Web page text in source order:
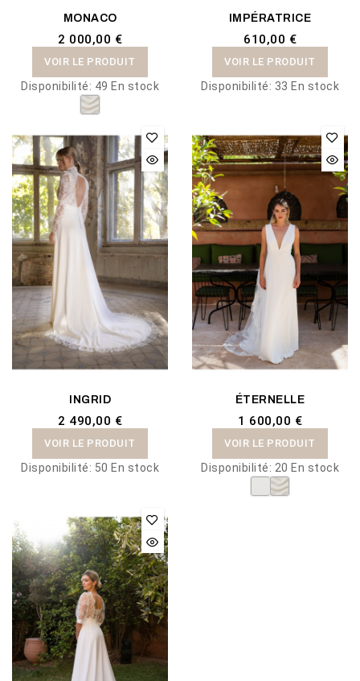
MONACO
2 000,00 €
VOIR LE PRODUIT
Disponibilité: 49 En stock
IMPÉRATRICE
610,00 €
VOIR LE PRODUIT
Disponibilité: 33 En stock
INGRID
2 490,00 €
VOIR LE PRODUIT
Disponibilité: 50 En stock
ÉTERNELLE
1 600,00 €
VOIR LE PRODUIT
Disponibilité: 20 En stock